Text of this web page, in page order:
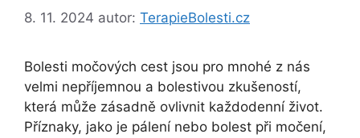
8. 11. 2024 autor: TerapieBolesti.cz
Bolesti močových cest jsou pro mnohé z nás
velmi nepříjemnou a bolestivou zkušeností,
která může zásadně ovlivnit každodenní život.
Příznaky, jako je pálení nebo bolest při močení,